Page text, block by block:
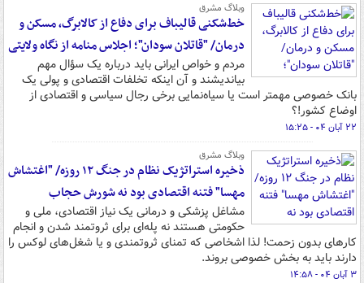
وبلاگ مشرق
خط‌شکنی قالیباف برای دفاع از کالابرگ، مسکن و
درمان/ "قاتلان سودان"؛ اجلاس منامه از نگاه ولایتی
مردم و خواص ایرانی باید درباره یک سؤال مهم
بیاندیشند و آن اینکه تخلفات اقتصادی و پولی یک
بانک خصوصی مهمتر است یا سیاه‌نمایی برخی رجال سیاسی و اقتصادی از
اوضاع کشور!؟
۲۲ آبان ۰۴ - ۱۵:۲۵
وبلاگ مشرق
ذخیره استراتژیک نظام در جنگ ۱۲ روزه/ "اغتشاش
مهسا" فتنه اقتصادی بود نه شورش حجاب
مشاغل پزشکی و درمانی یک نیاز اقتصادی، ملی و
حکومتی هستند نه پله‌ای برای ثروتمند شدن و انجام
کارهای بدون زحمت! لذا اشخاصی که تمنای ثروتمندی و یا شغل‌های لوکس را
دارند باید به بخش خصوصی بروند.
۳ آبان ۰۴ - ۱۴:۵۸